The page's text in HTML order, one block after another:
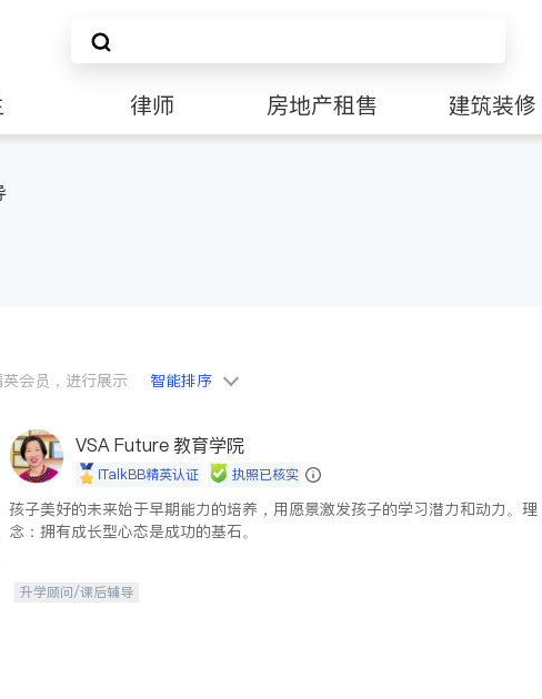
律师 房地产租售 建筑装修
会员，进行展示 智能排序
VSA Future 教育学院
iTalkBB精英认证 执照已核实
孩子美好的未来始于早期能力的培养，用愿景激发孩子的学习潜力和动力。理
念：拥有成长型心态是成功的基石。
升学顾问/课后辅导